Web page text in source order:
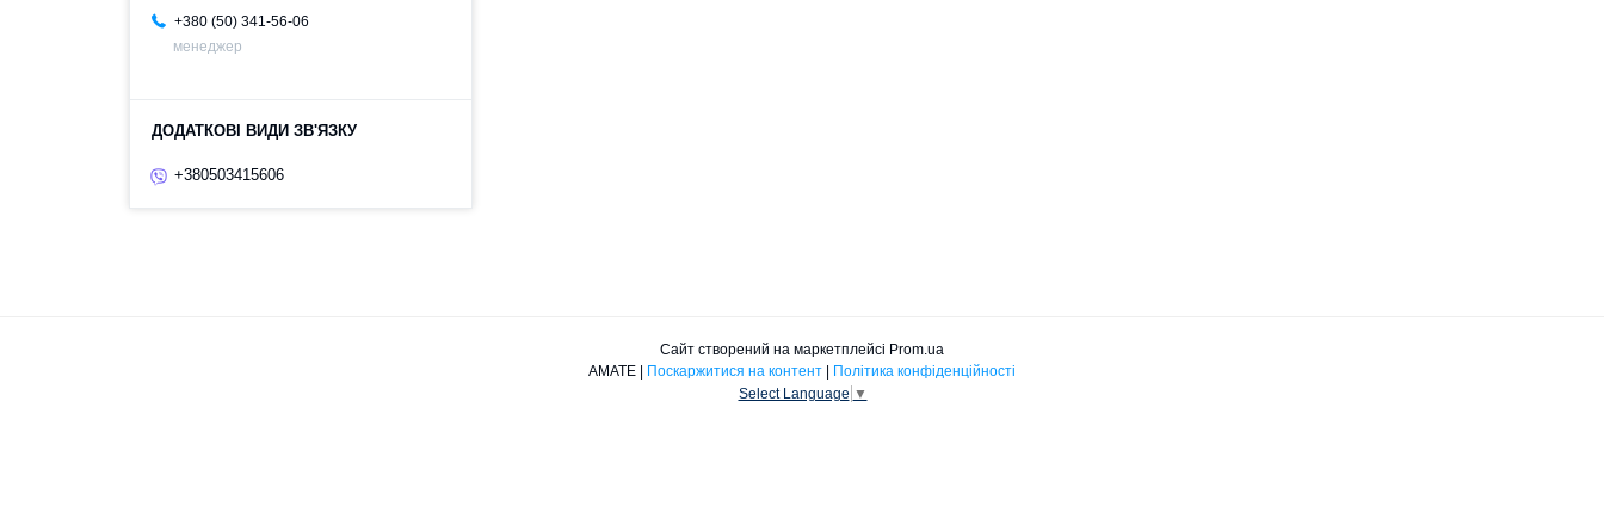
+380 (50) 341-56-06
менеджер
+380503415606
Сайт створений на маркетплейсі Prom.ua
АМАТЕ | Поскаржитися на контент | Політика конфіденційності
Select Language ▼